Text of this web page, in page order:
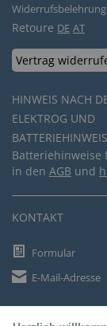
Widerrufsbelehrung
Retoure DE AT
Vertrag
HINWEIS NACH
ELEKTROG UND
Batteriehinweise
in den AGB und
KONTAKT
Formular
E-Mail-Adresse